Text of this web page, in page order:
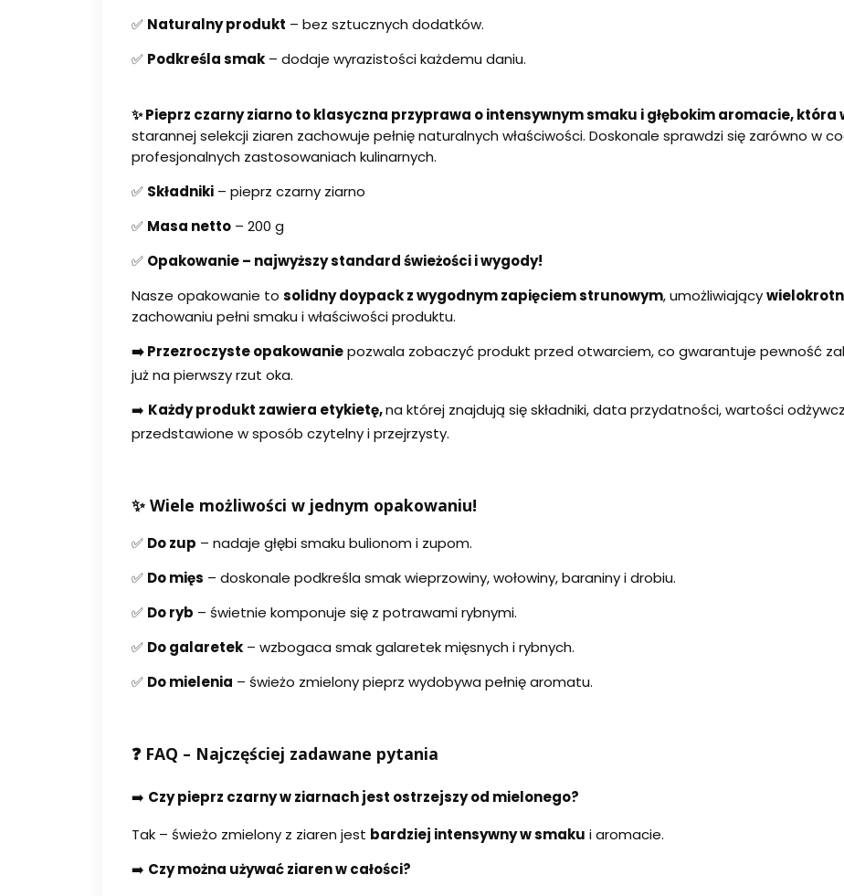
✅ Naturalny produkt – bez sztucznych dodatków.
✅ Podkreśla smak – dodaje wyrazistości każdemu daniu.
✨ Pieprz czarny ziarno to klasyczna przyprawa o intensywnym smaku i głębokim aromacie,
starannej selekcji ziaren zachowuje pełnię naturalnych właściwości. Doskonale sprawdzi się zarówno w
profesjonalnych zastosowaniach kulinarnych.
✅ Składniki – pieprz czarny ziarno
✅ Masa netto – 200 g
✅ Opakowanie – najwyższy standard świeżości i wygody!
Nasze opakowanie to solidny doypack z wygodnym zapięciem strunowym, umożliwiający
zachowaniu pełni smaku i właściwości produktu.
➡️ Przezroczyste opakowaniepozwala zobaczyć produkt przed otwarciem, co gwarantuje pewność
już na pierwszy rzut oka.
➡️ Każdy produkt zawiera etykietę,na której znajdują się składniki, data przydatności, wartości
przedstawione w sposób czytelny i przejrzysty.
✨ Wiele możliwości w jednym opakowaniu!
✅ Do zup – nadaje głębi smaku bulionom i zupom.
✅ Do mięs – doskonale podkreśla smak wieprzowiny, wołowiny, baraniny i drobiu.
✅ Do ryb – świetnie komponuje się z potrawami rybnymi.
✅ Do galaretek – wzbogaca smak galaretek mięsnych i rybnych.
✅ Do mielenia – świeżo zmielony pieprz wydobywa pełnię aromatu.
❓ FAQ – Najczęściej zadawane pytania
➡️ Czy pieprz czarny w ziarnach jest ostrzejszy od mielonego?
Tak – świeżo zmielony z ziaren jest bardziej intensywny w smaku i aromacie.
➡️ Czy można używać ziaren w całości?